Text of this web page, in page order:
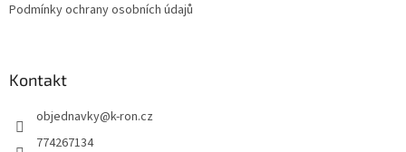
Podmínky ochrany osobních údajů
Kontakt
objednavky@k-ron.cz
774267134